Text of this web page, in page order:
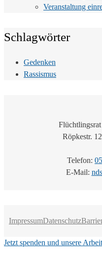
Veranstaltung
Schlagwörter
Gedenken
Rassismus
Röpkestr.
Telefon:
E-Mail:
ImpressumDatenschutz
Jetzt spenden und unsere